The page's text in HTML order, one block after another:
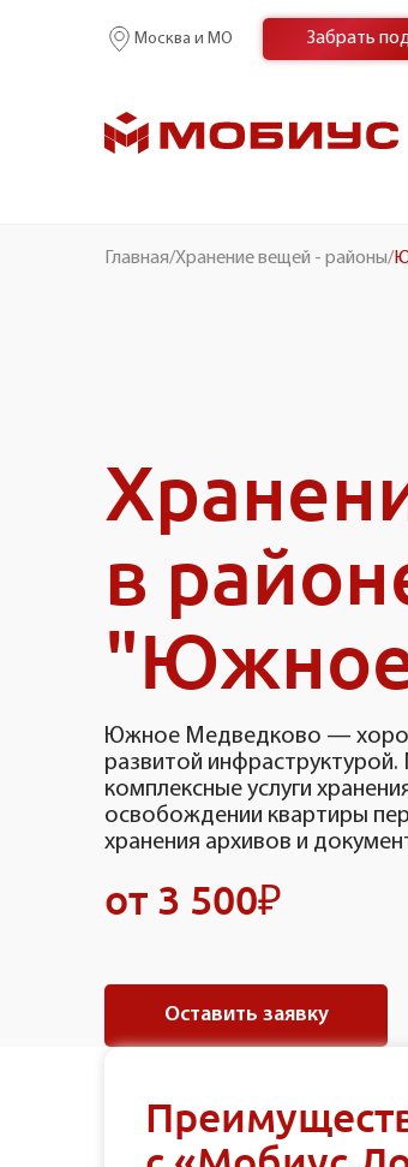
Москва и МО Забрать
Главная/Хранение вещей - районы/
в
Южное Медведково —
развитой
комплексные услуги
освобождении квартиры
хранения архивов и
от 3 500₽
Оставить заявку